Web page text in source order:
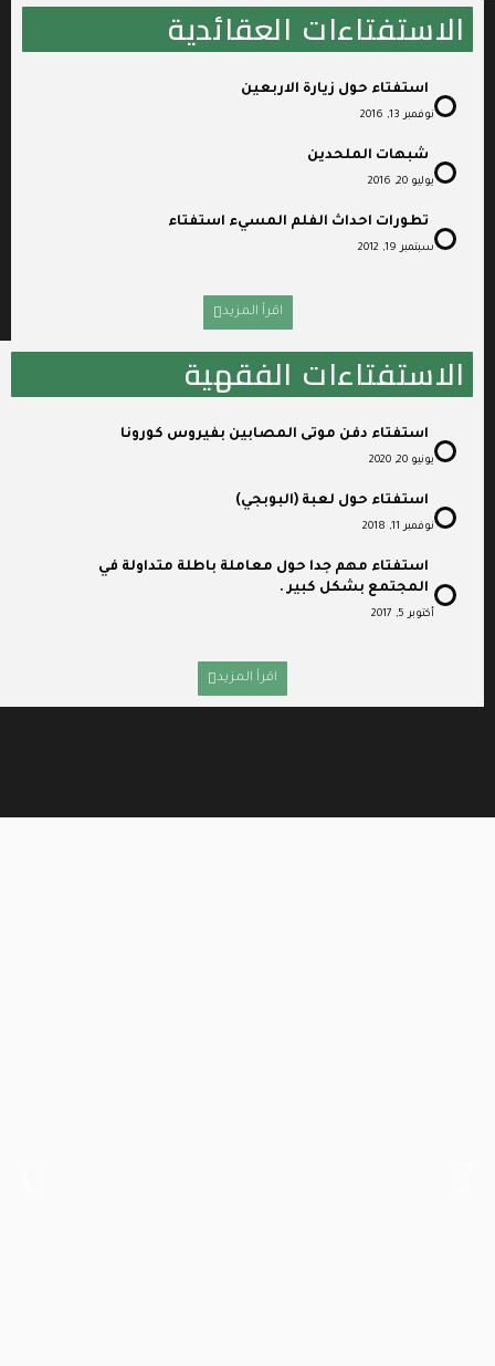
الاستفتاءات العقائدية
استفتاء حول زيارة الاربعين
نوفمبر 13, 2016
شبهات الملحدين
يوليو 20, 2016
تطورات احداث الفلم المسيء استفتاء
سبتمبر 19, 2012
اقرأ المزيد
الاستفتاءات الفقهية
استفتاء دفن موتى المصابين بفيروس كورونا
يونيو 20, 2020
استفتاء حول لعبة (البوبجي)
نوفمبر 11, 2018
استفتاء مهم جدا حول معاملة باطلة متداولة في
المجتمع بشكل كبير .
أكتوبر 5, 2017
اقرأ المزيد